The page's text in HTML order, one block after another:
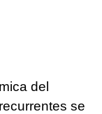
del
se